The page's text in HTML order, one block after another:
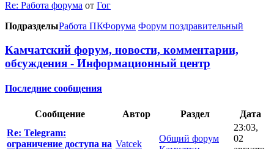
Re: Работа форума от Гог
ПодразделыРабота ПКФорума Форум поздравительный
Камчатский форум, новости, комментарии,
обсуждения - Информационный центр
Последние сообщения
Сообщение Автор Раздел
Дата
Re: Telegram:
ограничение доступа на Vatcek
Общий форум
23:03,
02